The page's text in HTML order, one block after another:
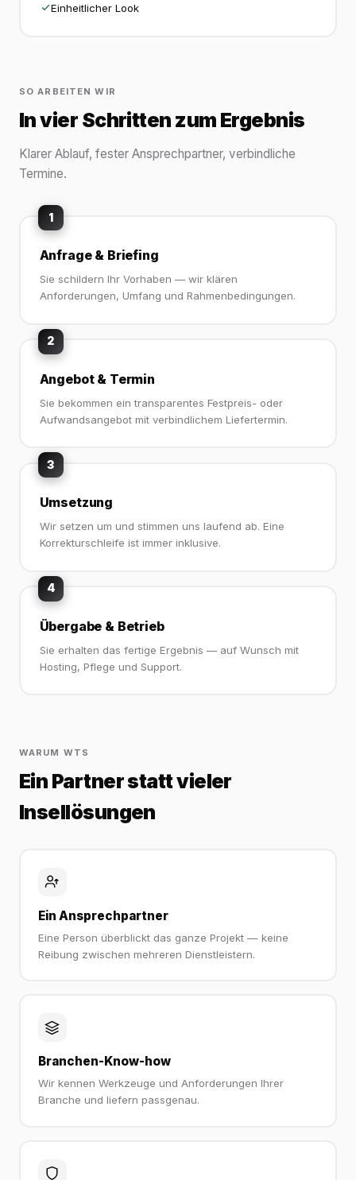
Einheitlicher Look
SO ARBEITEN WIR
In vier Schritten zum Ergebnis
Klarer Ablauf, fester Ansprechpartner, verbindliche
Termine.
1
Anfrage & Briefing
Sie schildern Ihr Vorhaben — wir klären
Anforderungen, Umfang und Rahmenbedingungen.
2
Angebot & Termin
Sie bekommen ein transparentes Festpreis- oder
Aufwandsangebot mit verbindlichem Liefertermin.
3
Umsetzung
Wir setzen um und stimmen uns laufend ab. Eine
Korrekturschleife ist immer inklusive.
4
Übergabe & Betrieb
Sie erhalten das fertige Ergebnis — auf Wunsch mit
Hosting, Pflege und Support.
WARUM WTS
Ein Partner statt vieler
Insellösungen
Ein Ansprechpartner
Eine Person überblickt das ganze Projekt — keine
Reibung zwischen mehreren Dienstleistern.
Branchen-Know-how
Wir kennen Werkzeuge und Anforderungen Ihrer
Branche und liefern passgenau.